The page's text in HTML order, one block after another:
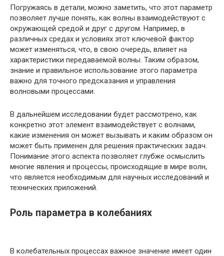
Погружаясь в детали, можно заметить, что этот параметр
позволяет лучше понять, как волны взаимодействуют с
окружающей средой и друг с другом. Например, в
различных средах и условиях этот ключевой фактор
может изменяться, что, в свою очередь, влияет на
характеристики передаваемой волны. Таким образом,
знание и правильное использование этого параметра
важно для точного предсказания и управления
волновыми процессами.
В дальнейшем исследовании будет рассмотрено, как
конкретно этот элемент взаимодействует с волнами,
какие изменения он может вызывать и каким образом он
может быть применен для решения практических задач.
Понимание этого аспекта позволяет глубже осмыслить
многие явления и процессы, происходящие в мире волн,
что является необходимым для научных исследований и
технических приложений.
Роль параметра в колебаниях
В колебательных процессах важное значение имеет один